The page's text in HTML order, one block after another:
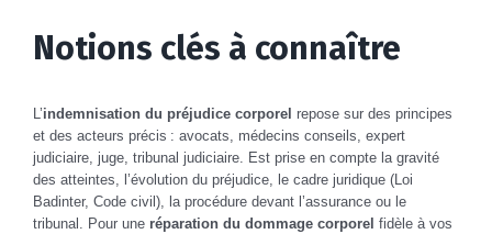
Notions clés à connaître
L’indemnisation du préjudice corporel repose sur des principes
et des acteurs précis : avocats, médecins conseils, expert
judiciaire, juge, tribunal judiciaire. Est prise en compte la gravité
des atteintes, l’évolution du préjudice, le cadre juridique (Loi
Badinter, Code civil), la procédure devant l’assurance ou le
tribunal. Pour une réparation du dommage corporel fidèle à vos